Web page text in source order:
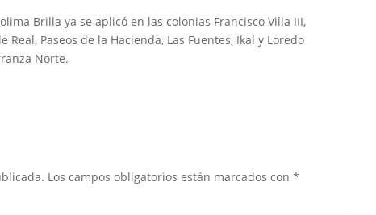
Brilla ya se aplicó en las colonias Francisco Villa III,
Real, Paseos de la Hacienda, Las Fuentes, Ikal y Loredo
Norte.
Los campos obligatorios están marcados con*